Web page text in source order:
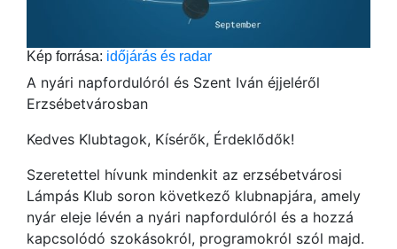
Kép forrása: időjárás és radar
A nyári napfordulóról és Szent Iván éjjeléről
Erzsébetvárosban
Kedves Klubtagok, Kísérők, Érdeklődők!
Szeretettel hívunk mindenkit az erzsébetvárosi
Lámpás Klub soron következő klubnapjára, amely
nyár eleje lévén a nyári napfordulóról és a hozzá
kapcsolódó szokásokról, programokról szól majd.